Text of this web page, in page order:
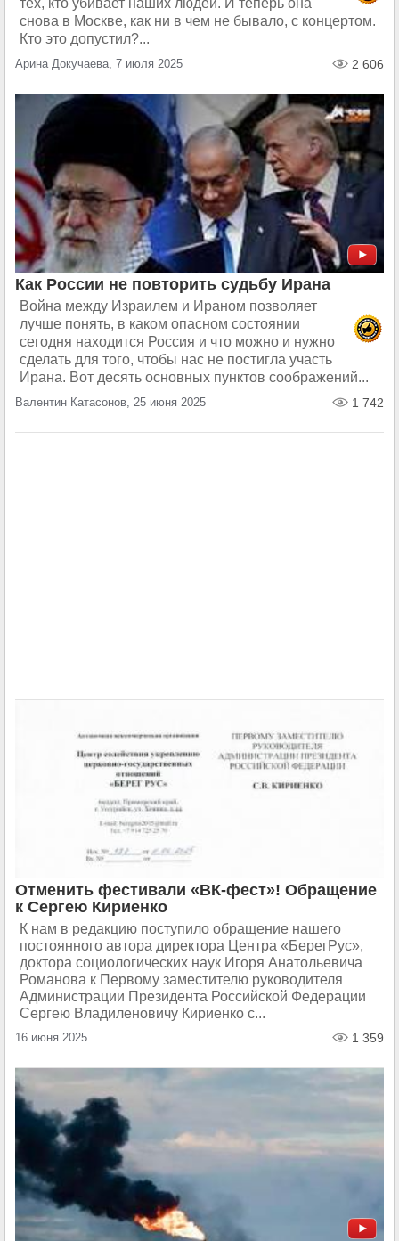
тех, кто убивает наших людей. И теперь она
снова в Москве, как ни в чем не бывало, с концертом.
Кто это допустил?...
Арина Докучаева, 7 июля 2025 2 606
Как России не повторить судьбу Ирана
Война между Израилем и Ираном позволяет
лучше понять, в каком опасном состоянии
сегодня находится Россия и что можно и нужно
сделать для того, чтобы нас не постигла участь
Ирана. Вот десять основных пунктов соображений...
Валентин Катасонов, 25 июня 2025 1 742
Отменить фестивали «ВК-фест»! Обращение
к Сергею Кириенко
К нам в редакцию поступило обращение нашего
постоянного автора директора Центра «БерегРус»,
доктора социологических наук Игоря Анатольевича
Романова к Первому заместителю руководителя
Администрации Президента Российской Федерации
Сергею Владиленовичу Кириенко с...
16 июня 2025 1 359